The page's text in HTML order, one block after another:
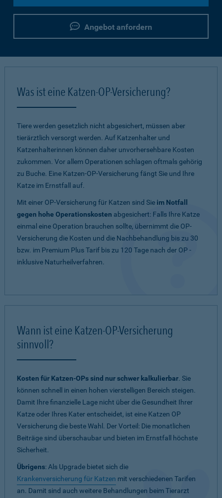
Angebot anfordern
Was ist eine Katzen-OP-Versicherung?
Tiere werden gesetzlich nicht abgesichert, müssen aber
tierärztlich versorgt werden. Auf Katzenhalter und
Katzenhalterinnen können daher unvorhersehbare Kosten
zukommen. Vor allem Operationen schlagen oftmals gehörig
zu Buche. Eine Katzen-OP-Versicherung fängt Sie und Ihre
Katze im Ernstfall auf.
Mit einer OP-Versicherung für Katzen sind Sie im Notfall
gegen hohe Operationskosten abgesichert: Falls Ihre Katze
einmal eine Operation brauchen sollte, übernimmt die OP-
Versicherung die Kosten und die Nachbehandlung bis zu 30
bzw. im Premium Plus Tarif bis zu 120 Tage nach der OP -
inklusive Naturheilverfahren.
Wann ist eine Katzen-OP-Versicherung
sinnvoll?
Kosten für Katzen-OPs sind nur schwer kalkulierbar. Sie
können schnell in einen hohen vierstelligen Bereich steigen.
Damit Ihre finanzielle Lage nicht über die Gesundheit Ihrer
Katze oder Ihres Kater entscheidet, ist eine Katzen OP
Versicherung die beste Wahl. Der Vorteil: Die monatlichen
Beiträge sind überschaubar und bieten im Ernstfall höchste
Sicherheit.
Übrigens: Als Upgrade bietet sich die
Krankenversicherung für Katzen mit verschiedenen Tarifen
an. Damit sind auch weitere Behandlungen beim Tierarzt